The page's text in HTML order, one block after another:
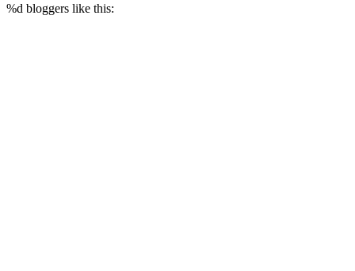
%d bloggers like this: